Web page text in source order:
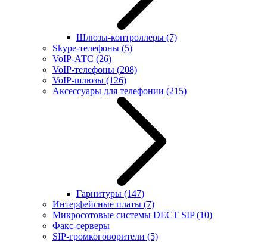
Шлюзы-контроллеры (7)
Skype-телефоны (5)
VoIP-АТС (26)
VoIP-телефоны (208)
VoIP-шлюзы (126)
Аксессуары для телефонии (215)
Гарнитуры (147)
Интерфейсные платы (7)
Микросотовые системы DECT SIP(10)
Факс-серверы
SIP-громкоговорители (5)